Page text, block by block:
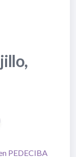
PEDECIBA